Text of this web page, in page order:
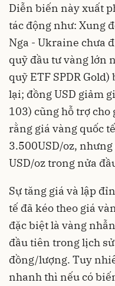
Diễn biến này xuất
tác động như: Xung
Nga - Ukraine chưa
quỹ đầu tư vàng lớn
quỹ ETF SPDR
lại; đồng USD giảm
103) cũng hỗ trợ cho
rằng giá vàng quốc
3.500USD/oz,
USD/oz trong nửa
Sự tăng giá và lập
tế đã kéo theo giá
đặc biệt là vàng
đầu tiên trong lịch
đồng/lượng. Tuy
nhanh thì nếu có